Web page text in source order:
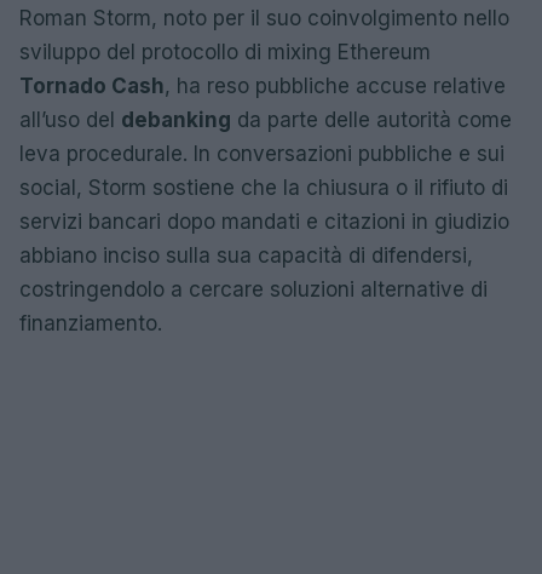
Roman Storm, noto per il suo coinvolgimento nello
sviluppo del protocollo di mixing Ethereum
Tornado Cash, ha reso pubbliche accuse relative
all’uso del debanking da parte delle autorità come
leva procedurale. In conversazioni pubbliche e sui
social, Storm sostiene che la chiusura o il rifiuto di
servizi bancari dopo mandati e citazioni in giudizio
abbiano inciso sulla sua capacità di difendersi,
costringendolo a cercare soluzioni alternative di
finanziamento.